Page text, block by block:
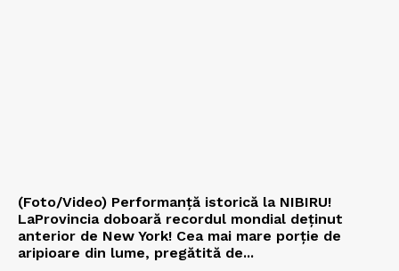
(Foto/Video) Performanță istorică la NIBIRU!
LaProvincia doboară recordul mondial deținut
anterior de New York! Cea mai mare porție de
aripioare din lume, pregătită de...